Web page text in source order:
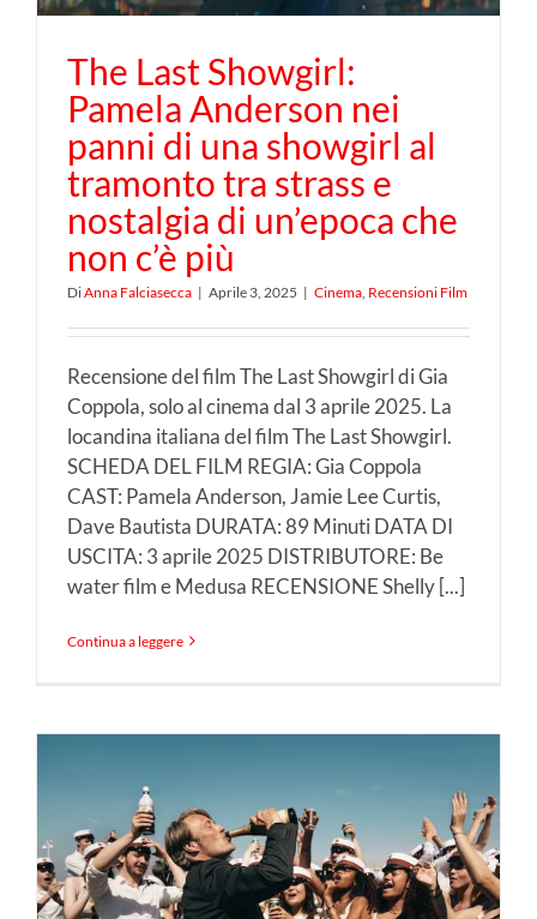
The Last Showgirl:
Pamela Anderson nei
panni di una showgirl al
tramonto tra strass e
nostalgia di un’epoca che
non c’è più
DiAnna Falciasecca | Aprile 3, 2025 | Cinema Recensioni Film
Recensione del film The Last Showgirl di Gia
Coppola, solo al cinema dal 3 aprile 2025. La
locandina italiana del film The Last Showgirl.
SCHEDA DEL FILM REGIA: Gia Coppola
CAST: Pamela Anderson, Jamie Lee Curtis,
Dave Bautista DURATA: 89 Minuti DATA DI
USCITA: 3 aprile 2025 DISTRIBUTORE: Be
water film e Medusa RECENSIONE Shelly [...]
Continua a leggere